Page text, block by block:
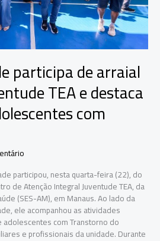
participa de arraial
TEA e destaca
com
participou, nesta quarta-feira (22), do
de Atenção Integral Juventude TEA, da
(SES-AM), em Manaus. Ao lado da
ele acompanhou as atividades
com Transtorno do
e profissionais da unidade. Durante